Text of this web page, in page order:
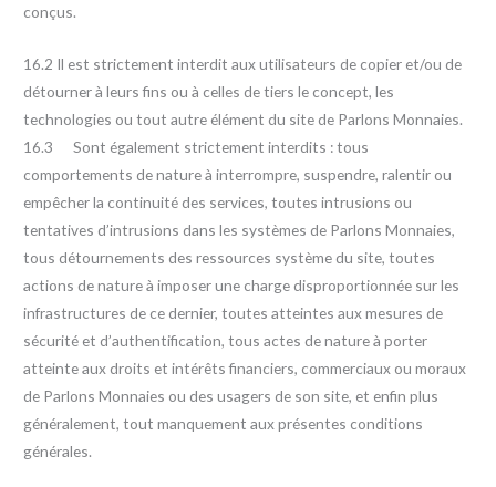
conçus.
16.2 Il est strictement interdit aux utilisateurs de copier et/ou de
détourner à leurs fins ou à celles de tiers le concept, les
technologies ou tout autre élément du site de Parlons Monnaies.
16.3 Sont également strictement interdits : tous
comportements de nature à interrompre, suspendre, ralentir ou
empêcher la continuité des services, toutes intrusions ou
tentatives d’intrusions dans les systèmes de Parlons Monnaies,
tous détournements des ressources système du site, toutes
actions de nature à imposer une charge disproportionnée sur les
infrastructures de ce dernier, toutes atteintes aux mesures de
sécurité et d’authentification, tous actes de nature à porter
atteinte aux droits et intérêts financiers, commerciaux ou moraux
de Parlons Monnaies ou des usagers de son site, et enfin plus
généralement, tout manquement aux présentes conditions
générales.